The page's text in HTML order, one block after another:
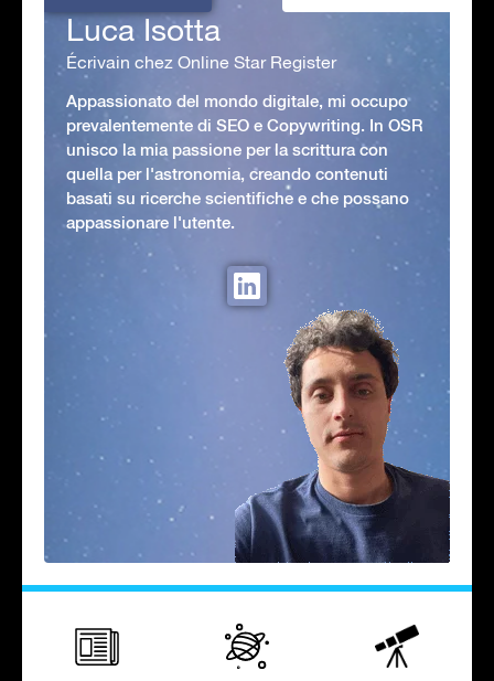
Luca Isotta
Écrivain chez Online Star Register
Appassionato del mondo digitale, mi occupo
prevalentemente di SEO e Copywriting. In OSR
unisco la mia passione per la scrittura con
quella per l'astronomia, creando contenuti
basati su ricerche scientifiche e che possano
appassionare l'utente.